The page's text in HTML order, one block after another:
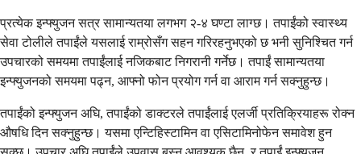
प्रत्येक इन्फ्युजन सत्र सामान्यतया लगभग २-४ घण्टा लाग्छ। तपाईंको स्वास्थ्य
सेवा टोलीले तपाईंले यसलाई राम्रोसँग सहन गरिरहनुभएको छ भनी सुनिश्चित गर्न
उपचारको समयमा तपाईंलाई नजिकबाट निगरानी गर्नेछ। तपाईं सामान्यतया
इन्फ्युजनको समयमा पढ्न, आफ्नो फोन प्रयोग गर्न वा आराम गर्न सक्नुहुन्छ।
तपाईंको इन्फ्युजन अघि, तपाईंको डाक्टरले तपाईंलाई एलर्जी प्रतिक्रियाहरू रोक्न
औषधि दिन सक्नुहुन्छ। यसमा एन्टिहिस्टामिन वा एसिटामिनोफेन समावेश हुन